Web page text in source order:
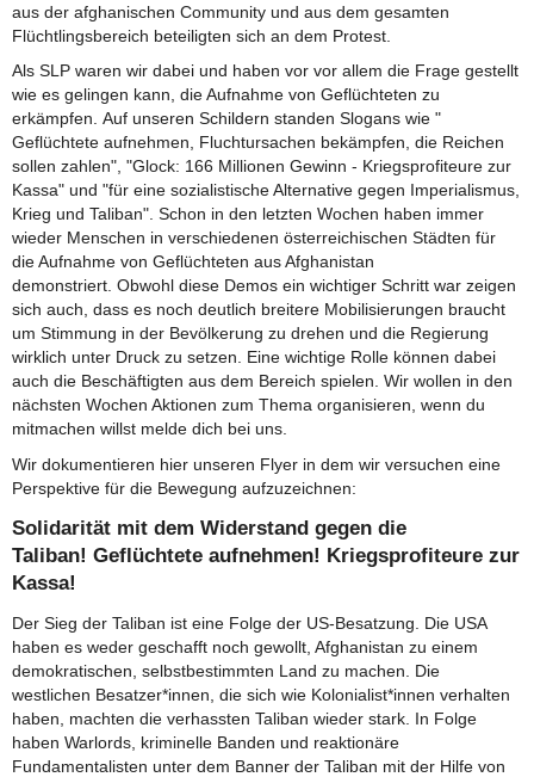
aus der afghanischen Community und aus dem gesamten
Flüchtlingsbereich beteiligten sich an dem Protest.
Als SLP waren wir dabei und haben vor vor allem die Frage gestellt
wie es gelingen kann, die Aufnahme von Geflüchteten zu
erkämpfen. Auf unseren Schildern standen Slogans wie "
Geflüchtete aufnehmen, Fluchtursachen bekämpfen, die Reichen
sollen zahlen", "Glock: 166 Millionen Gewinn - Kriegsprofiteure zur
Kassa" und "für eine sozialistische Alternative gegen Imperialismus,
Krieg und Taliban". Schon in den letzten Wochen haben immer
wieder Menschen in verschiedenen österreichischen Städten für
die Aufnahme von Geflüchteten aus Afghanistan
demonstriert. Obwohl diese Demos ein wichtiger Schritt war zeigen
sich auch, dass es noch deutlich breitere Mobilisierungen braucht
um Stimmung in der Bevölkerung zu drehen und die Regierung
wirklich unter Druck zu setzen. Eine wichtige Rolle können dabei
auch die Beschäftigten aus dem Bereich spielen. Wir wollen in den
nächsten Wochen Aktionen zum Thema organisieren, wenn du
mitmachen willst melde dich bei uns.
Wir dokumentieren hier unseren Flyer in dem wir versuchen eine
Perspektive für die Bewegung aufzuzeichnen:
Solidarität mit dem Widerstand gegen die
Taliban! Geflüchtete aufnehmen! Kriegsprofiteure zur
Kassa!
Der Sieg der Taliban ist eine Folge der US-Besatzung. Die USA
haben es weder geschafft noch gewollt, Afghanistan zu einem
demokratischen, selbstbestimmten Land zu machen. Die
westlichen Besatzer*innen, die sich wie Kolonialist*innen verhalten
haben, machten die verhassten Taliban wieder stark. In Folge
haben Warlords, kriminelle Banden und reaktionäre
Fundamentalisten unter dem Banner der Taliban mit der Hilfe von